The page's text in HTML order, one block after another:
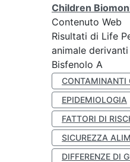
Children
Contenuto Web
Risultati di Life
animale
Bisfenolo A
CONTAMINANTI
EPIDEMIOLOGIA
FATTORI DI
SICUREZZA
DIFFERENZE DI